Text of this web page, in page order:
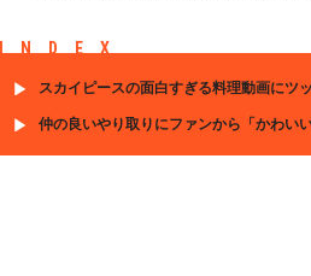
INDEX
スカイピースの面白すぎる料理動画にツ
仲の良いやり取りにファンから「かわい